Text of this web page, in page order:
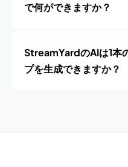
で何ができますか？
StreamYardのAIは1本
プを生成できますか？